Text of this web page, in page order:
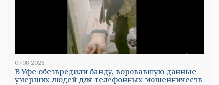
07.08.2026
В Уфе обезвредили банду, воровавшую данные
умерших людей для телефонных мошенничеств